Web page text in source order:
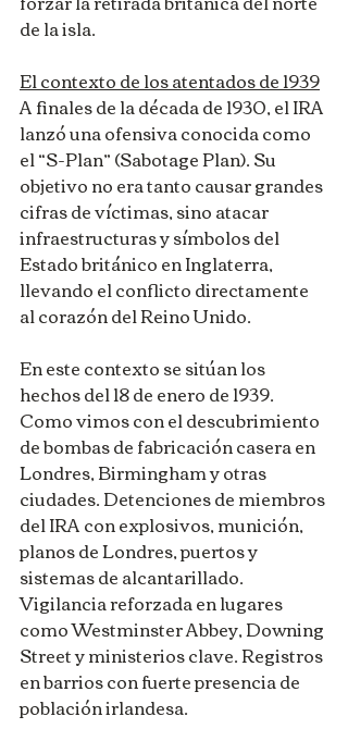
de la isla.
El contexto de los atentados de 1939
A finales de la década de 1930, el IRA
lanzó una ofensiva conocida como
el “S-Plan” (Sabotage Plan). Su
objetivo no era tanto causar grandes
cifras de víctimas, sino atacar
infraestructuras y símbolos del
Estado británico en Inglaterra,
llevando el conflicto directamente
al corazón del Reino Unido.
En este contexto se sitúan los
hechos del 18 de enero de 1939.
Como vimos con el descubrimiento
de bombas de fabricación casera en
Londres, Birmingham y otras
ciudades. Detenciones de miembros
del IRA con explosivos, munición,
planos de Londres, puertos y
sistemas de alcantarillado.
Vigilancia reforzada en lugares
como Westminster Abbey, Downing
Street y ministerios clave. Registros
en barrios con fuerte presencia de
población irlandesa.